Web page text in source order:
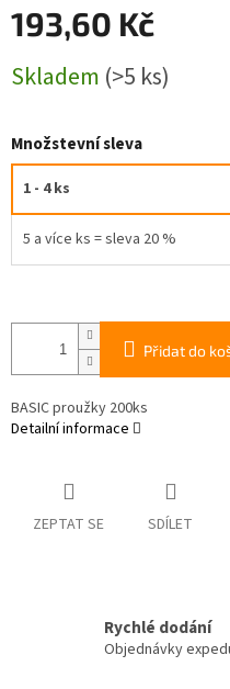
193,60 Kč
cena:
Skladem (>5 ks)
Množstevní sleva
1 - 4 ks
5 a více ks = sleva 20 %
Přidat do
BASIC proužky 200ks
Detailní informace
ZEPTAT SE SDÍLET
Rychlé dodání
Objednávky